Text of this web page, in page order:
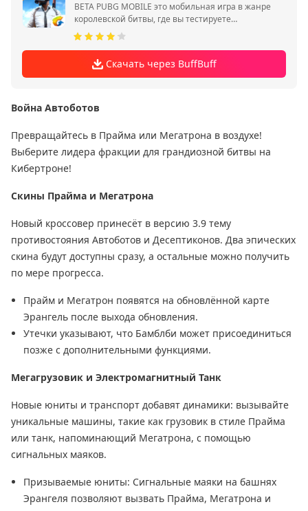
BETA PUBG MOBILE это мобильная игра в жанре
королевской битвы, где вы тестируете
нововведения до релиза.
Скачать через BuffBuff
Война Автоботов
Превращайтесь в Прайма или Мегатрона в воздухе!
Выберите лидера фракции для грандиозной битвы на
Кибертроне!
Скины Прайма и Мегатрона
Новый кроссовер принесёт в версию 3.9 тему
противостояния Автоботов и Десептиконов. Два эпических
скина будут доступны сразу, а остальные можно получить
по мере прогресса.
Прайм и Мегатрон появятся на обновлённой карте
Эрангель после выхода обновления.
Утечки указывают, что Бамблби может присоединиться
позже с дополнительными функциями.
Мегагрузовик и Электромагнитный Танк
Новые юниты и транспорт добавят динамики: вызывайте
уникальные машины, такие как грузовик в стиле Прайма
или танк, напоминающий Мегатрона, с помощью
сигнальных маяков.
Призываемые юниты: Сигнальные маяки на башнях
Эрангеля позволяют вызвать Прайма, Мегатрона и